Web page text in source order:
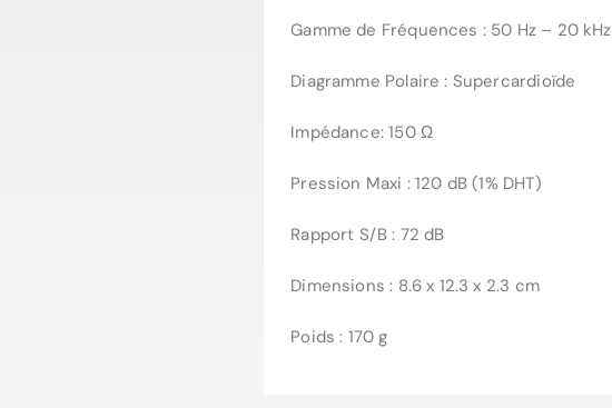
Gamme de Fréquences : 50 Hz – 20 kHz
Diagramme Polaire : Supercardioïde
Impédance: 150 Ω
Pression Maxi : 120 dB (1% DHT)
Rapport S/B : 72 dB
Dimensions : 8.6 x 12.3 x 2.3 cm
Poids : 170 g